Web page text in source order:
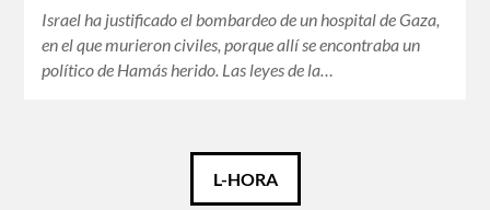
Israel ha justificado el bombardeo de un hospital de Gaza,
en el que murieron civiles, porque allí se encontraba un
político de Hamás herido. Las leyes de la…
L-HORA